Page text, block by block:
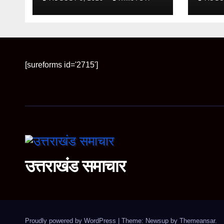
गुहार
तीन
[sureforms id='2715']
उत्तराखंड समाचार
Proudly powered by WordPress Theme: Newsup by Themeansar.